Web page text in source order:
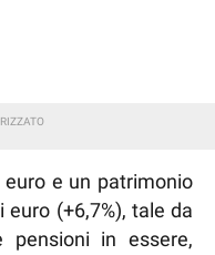
e un patrimonio
(+6,7%), tale da
in essere,